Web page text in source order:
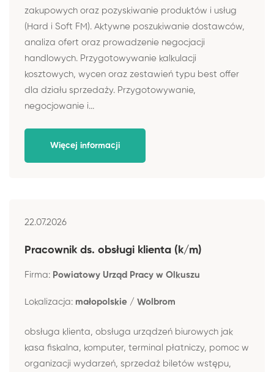
zakupowych oraz pozyskiwanie produktów i usług
(Hard i Soft FM). Aktywne poszukiwanie dostawców,
analiza ofert oraz prowadzenie negocjacji
handlowych. Przygotowywanie kalkulacji
kosztowych, wycen oraz zestawień typu best offer
dla działu sprzedaży. Przygotowywanie,
negocjowanie i...
Więcej informacji
22.07.2026
Pracownik ds. obsługi klienta (k/m)
Firma: Powiatowy Urząd Pracy w Olkuszu
Lokalizacja: małopolskie / Wolbrom
obsługa klienta, obsługa urządzeń biurowych jak
kasa fiskalna, komputer, terminal płatniczy, pomoc w
organizacji wydarzeń, sprzedaż biletów wstępu,